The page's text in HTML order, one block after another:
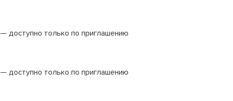
— доступно только по приглашению
— доступно только по приглашению